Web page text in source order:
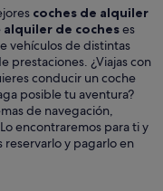
coches de alquiler
alquiler de cocheses
vehículos de distintas
prestaciones. ¿Viajas con
conducir un coche
posible tu aventura?
de navegación,
encontraremos para ti y
y pagarlo en